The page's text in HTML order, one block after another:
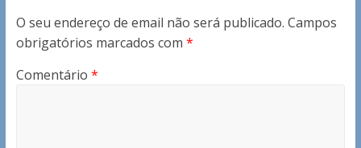
O seu endereço de email não será publicado. Campos
obrigatórios marcados com *
Comentário *